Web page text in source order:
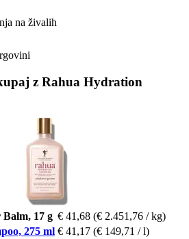
na živalih
z Rahua Hydration
17 g € 41,68 (€ 2.451,76 / kg)
275 ml € 41,17 (€ 149,71 / l)